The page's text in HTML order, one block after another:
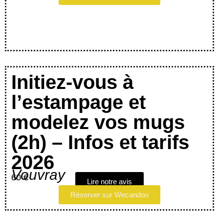
Initiez-vous à
l’estampage et
modelez vos mugs
(2h) – Infos et tarifs
2026
Vouvray
60 €
Lire notre avis
Réserver sur Wecandoo